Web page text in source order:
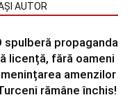
AUTOR
spulberă propaganda
licență, fără oameni
amenzilor
rămâne închis!